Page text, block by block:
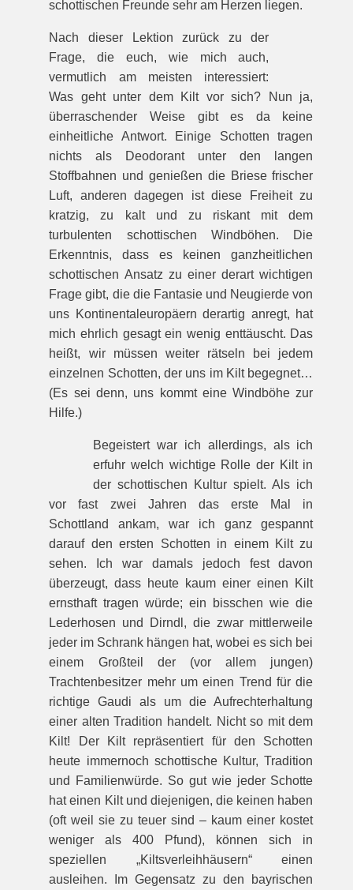
schottischen Freunde sehr am Herzen liegen.
Nach dieser Lektion zurück zu der
Frage, die euch, wie mich auch,
vermutlich am meisten interessiert:
Was geht unter dem Kilt vor sich? Nun ja,
überraschender Weise gibt es da keine
einheitliche Antwort. Einige Schotten tragen
nichts als Deodorant unter den langen
Stoffbahnen und genießen die Briese frischer
Luft, anderen dagegen ist diese Freiheit zu
kratzig, zu kalt und zu riskant mit dem
turbulenten schottischen Windböhen. Die
Erkenntnis, dass es keinen ganzheitlichen
schottischen Ansatz zu einer derart wichtigen
Frage gibt, die die Fantasie und Neugierde von
uns Kontinentaleuropäern derartig anregt, hat
mich ehrlich gesagt ein wenig enttäuscht. Das
heißt, wir müssen weiter rätseln bei jedem
einzelnen Schotten, der uns im Kilt begegnet…
(Es sei denn, uns kommt eine Windböhe zur
Hilfe.)
Begeistert war ich allerdings, als ich
erfuhr welch wichtige Rolle der Kilt in
der schottischen Kultur spielt. Als ich
vor fast zwei Jahren das erste Mal in
Schottland ankam, war ich ganz gespannt
darauf den ersten Schotten in einem Kilt zu
sehen. Ich war damals jedoch fest davon
überzeugt, dass heute kaum einer einen Kilt
ernsthaft tragen würde; ein bisschen wie die
Lederhosen und Dirndl, die zwar mittlerweile
jeder im Schrank hängen hat, wobei es sich bei
einem Großteil der (vor allem jungen)
Trachtenbesitzer mehr um einen Trend für die
richtige Gaudi als um die Aufrechterhaltung
einer alten Tradition handelt. Nicht so mit dem
Kilt! Der Kilt repräsentiert für den Schotten
heute immernoch schottische Kultur, Tradition
und Familienwürde. So gut wie jeder Schotte
hat einen Kilt und diejenigen, die keinen haben
(oft weil sie zu teuer sind – kaum einer kostet
weniger als 400 Pfund), können sich in
speziellen „Kiltsverleihhäusern“ einen
ausleihen. Im Gegensatz zu den bayrischen